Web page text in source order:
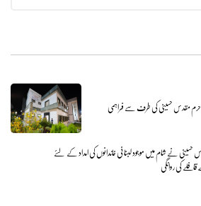
حرم مقدس حسینی کی طرف سے فراہمی
نے شام میں موجود لبنانی خاندانوں کی امداد کے لئے
کی روانگی